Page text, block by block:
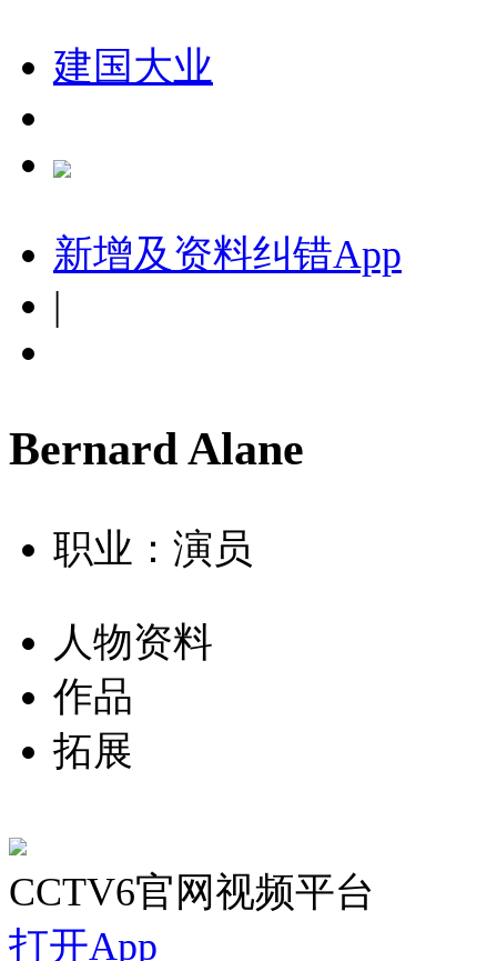
建国大业
新增及资料纠错App
|
Bernard Alane
职业：演员
人物资料
作品
拓展
CCTV6官网视频平台
打开App